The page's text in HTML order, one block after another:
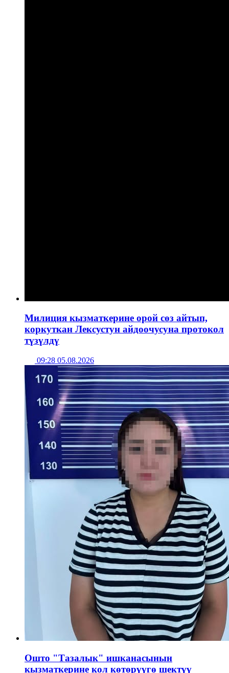
Милиция кызматкерине орой сөз айтып,
коркуткан Лексустун айдоочусуна протокол
түзүлдү
09:28 05.08.2026
Ошто "Тазалык" ишканасынын
кызматкерине кол көтөрүүгө шектүү